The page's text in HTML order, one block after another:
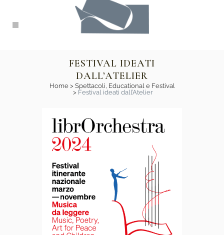
FESTIVAL IDEATI
DALL’ATELIER
Home> Spettacoli, Educational e Festival
> Festival ideati dall’Atelier
Librorchestra
2024